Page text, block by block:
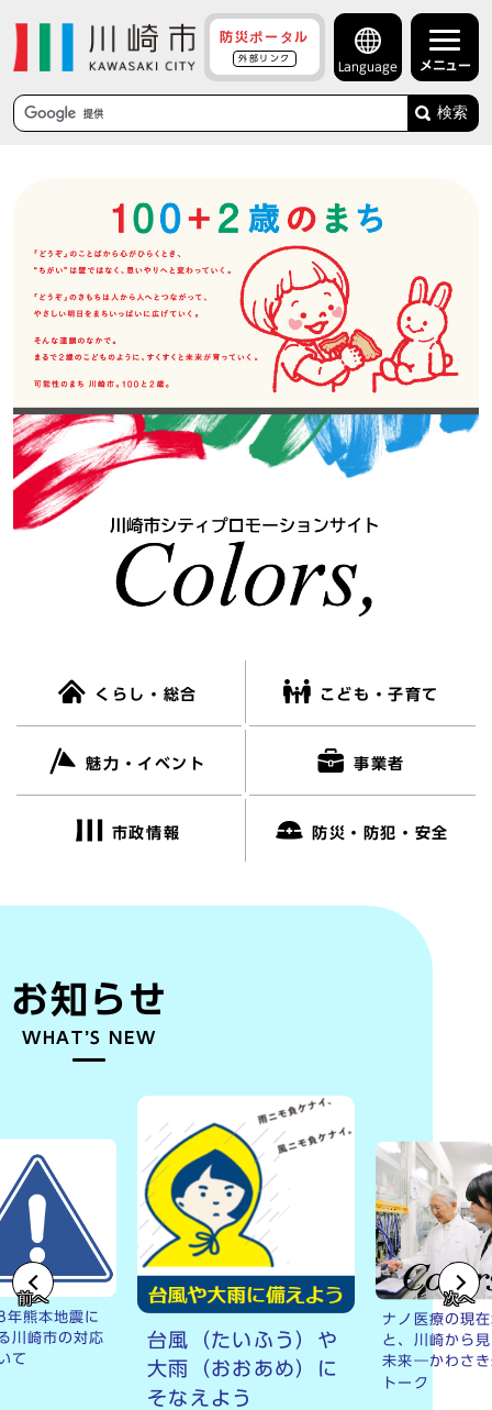
防災ポータル
外部リンク
Language メニュー
検索
くらし・総合 こども・子育て
魅力・イベント 事業者
市政情報 防災・防犯・安全
お知らせ
WHAT’S NEW
前へ
年熊本地震に
川崎市の対応
て
台風（たいふう）や
大雨（おおあめ）に
そなえよう
ナノ医療の現
と、川崎から
未来―かわさ
トーク
次へ